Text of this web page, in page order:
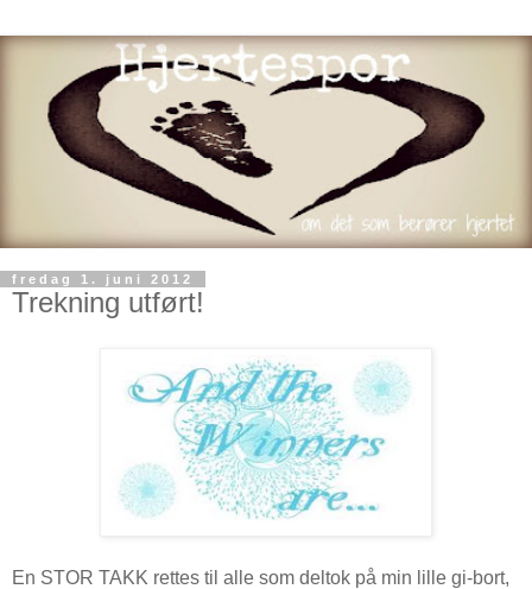
fredag 1. juni 2012
Trekning utført!
En STOR TAKK rettes til alle som deltok på min lille gi-bort,